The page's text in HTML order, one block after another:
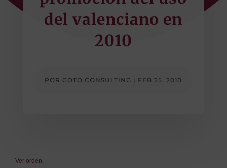
del valenciano en
2010
POR COTO CONSULTING | FEB 25, 2010
Ver orden